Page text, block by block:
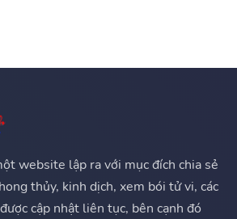
website lập ra với mục đích chia sẻ
thủy, kinh dịch, xem bói tử vi, các
cập nhật liên tục, bên cạnh đó